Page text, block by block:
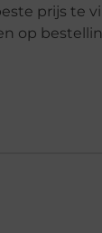
prijs te
op